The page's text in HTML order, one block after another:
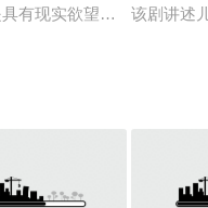
代为背景展开，在历史
有现实欲望的人们各自因
该剧讲述